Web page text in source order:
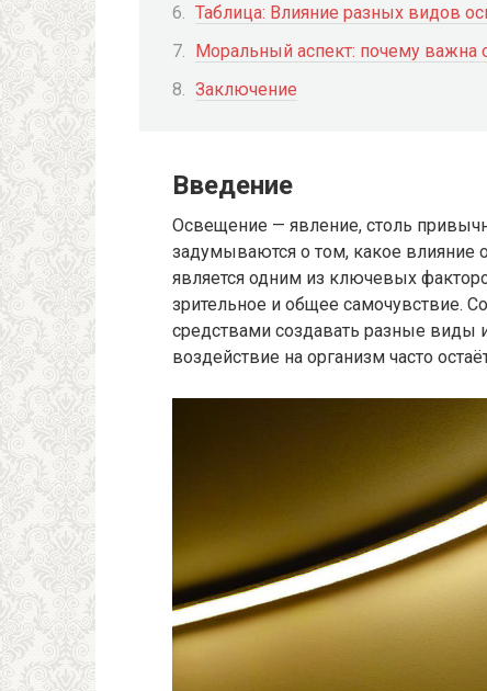
Таблица: Влияние разных видов
Моральный аспект: почему важна
Заключение
Введение
Освещение — явление, столь
задумываются о том, какое влияние
является одним из ключевых
зрительное и общее самочувствие.
средствами создавать разные виды
воздействие на организм часто